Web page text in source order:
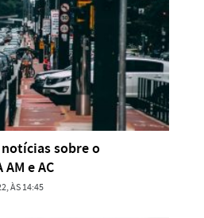
sobre o
e AC
ÀS 14:45